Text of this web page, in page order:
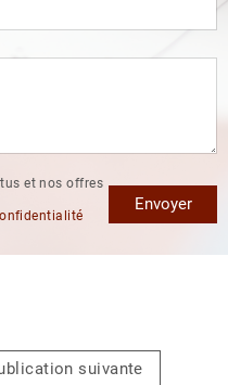
et nos offres
Envoyer
suivante